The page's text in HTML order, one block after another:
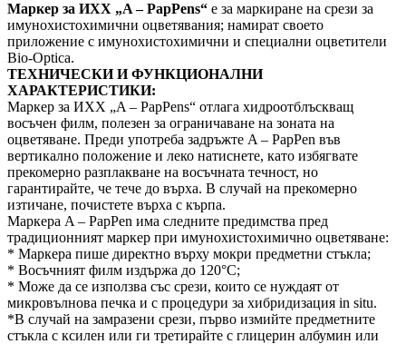
Маркер за ИХХ „A – PapPens“ е за маркиране на срези за
имунохистохимични оцветявания; намират своето
приложение с имунохистохимични и специални оцветители
Bio-Optica.
ТЕХНИЧЕСКИ И ФУНКЦИОНАЛНИ
ХАРАКТЕРИСТИКИ:
Маркер за ИХХ „A – PapPens“ отлага хидроотблъскващ
восъчен филм, полезен за ограничаване на зоната на
оцветяване. Преди употреба задръжте A – PapPen във
вертикално положение и леко натиснете, като избягвате
прекомерно разплакване на восъчната течност, но
гарантирайте, че тече до върха. В случай на прекомерно
изтичане, почистете върха с кърпа.
Маркера A – PapPen има следните предимства пред
традиционният маркер при имунохистохимично оцветяване:
* Маркера пише директно върху мокри предметни стъкла;
* Восъчният филм издържа до 120°C;
* Може да се използва със срези, които се нуждаят от
микровълнова печка и с процедури за хибридизация in situ.
*В случай на замразени срези, първо измийте предметните
стъкла с ксилен или ги третирайте с глицерин албумин или